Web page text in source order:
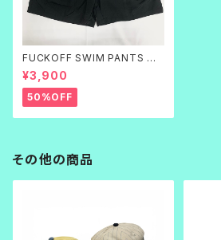
FUCKOFF SWIM PANTS 黒
刺繍
¥3,900
50%OFF
その他の商品